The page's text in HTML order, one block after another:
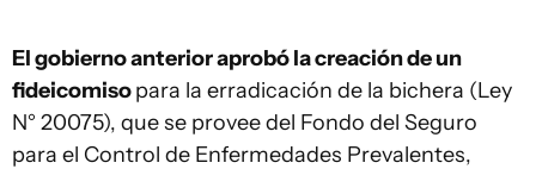
El gobierno anterior aprobó la creación de un
fideicomisopara la erradicación de la bichera (Ley
N° 20075), que se provee del Fondo del Seguro
para el Control de Enfermedades Prevalentes,